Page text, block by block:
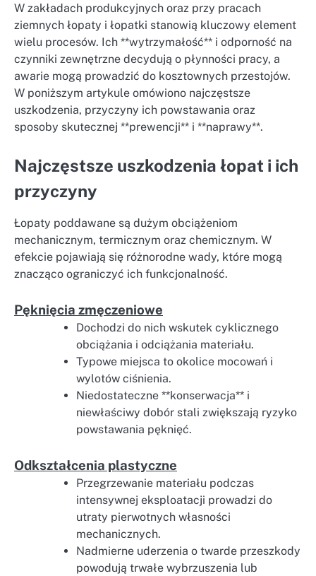
W zakładach produkcyjnych oraz przy pracach
ziemnych łopaty i łopatki stanowią kluczowy element
wielu procesów. Ich **wytrzymałość** i odporność na
czynniki zewnętrzne decydują o płynności pracy, a
awarie mogą prowadzić do kosztownych przestojów.
W poniższym artykule omówiono najczęstsze
uszkodzenia, przyczyny ich powstawania oraz
sposoby skutecznej **prewencji** i **naprawy**.
Najczęstsze uszkodzenia łopat i ich
przyczyny
Łopaty poddawane są dużym obciążeniom
mechanicznym, termicznym oraz chemicznym. W
efekcie pojawiają się różnorodne wady, które mogą
znacząco ograniczyć ich funkcjonalność.
Pęknięcia zmęczeniowe
Dochodzi do nich wskutek cyklicznego
obciążania i odciążania materiału.
Typowe miejsca to okolice mocowań i
wylotów ciśnienia.
Niedostateczne **konserwacja** i
niewłaściwy dobór stali zwiększają ryzyko
powstawania pęknięć.
Odkształcenia plastyczne
Przegrzewanie materiału podczas
intensywnej eksploatacji prowadzi do
utraty pierwotnych własności
mechanicznych.
Nadmierne uderzenia o twarde przeszkody
powodują trwałe wybrzuszenia lub